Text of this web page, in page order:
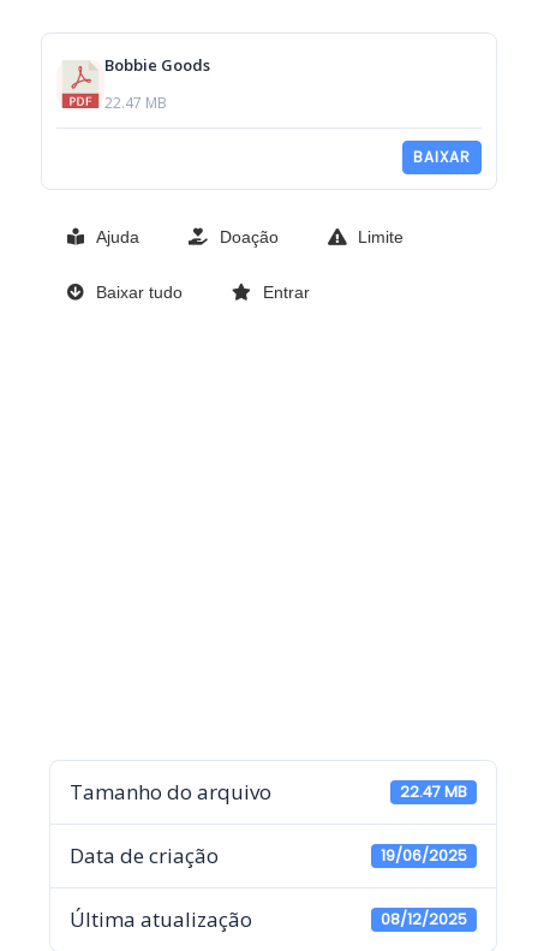
Bobbie Goods
22.47 MB
BAIXAR
Ajuda Doação Limite
Baixar tudo Entrar
Tamanho do arquivo 22.47 MB
Data de criação 19/06/2025
Última atualização 08/12/2025